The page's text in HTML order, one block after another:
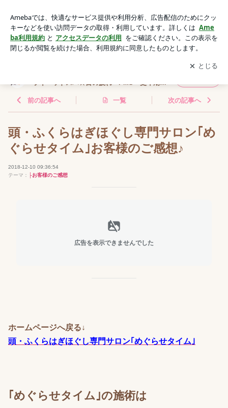
感想♪ | 志木・東上線 眼精疲労ヘッドマッサージ・ドライヘッ
ドスパ☆目の疲れ・PMS・更年期障害を軽く☆ヘッドセラピ
ストの漢方養生ライフ
アプリをダウンロードして ブログの更新通知
を受け取りまし
ょう。
開く
ライヘッドスパ☆目の疲れ・PMS・更年期障
フ
前の記事へ 一覧 次の記事へ
頭・ふくらはぎほぐし専門サロン｢め
ぐらせタイム｣お客様のご感想♪
2018-12-10 09:36:54
テーマ：
├お客様のご感想
広告を表示できませんでした
ホームページへ戻る↓
頭・ふくらはぎほぐし専門サロン｢めぐらせタイム｣
｢めぐらせタイム｣の施術は